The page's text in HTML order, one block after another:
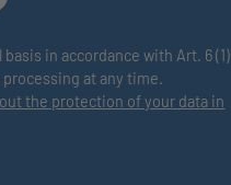
in accordance with Art. 6 (1)
processing at any time.
the protection of your data in